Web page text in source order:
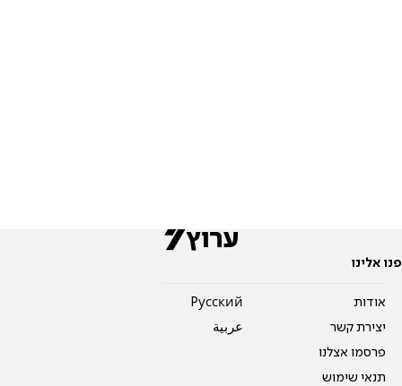
פנו אלינו
אודות
יצירת קשר
פרסמו אצלנו
תנאי שימוש
Pусский
عربية